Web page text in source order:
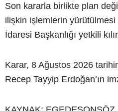
Son kararla birlikte plan
ilişkin işlemlerin
İdaresi Başkanlığı yetkili
Karar, 8 Ağustos 2026
Recep Tayyip Erdoğan’ın